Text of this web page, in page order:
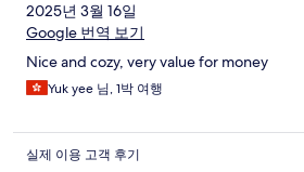
2025년 3월 16일
Google 번역 보기
Nice and cozy, very value for money
Yuk yee 님, 1박 여행
실제 이용 고객 후기